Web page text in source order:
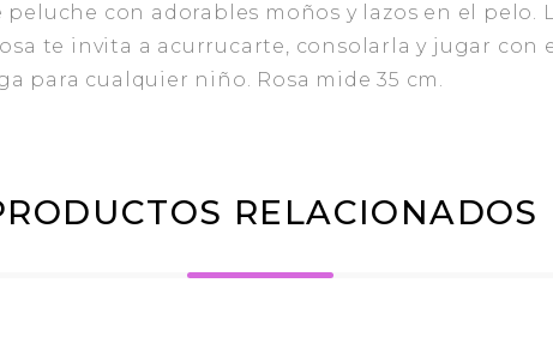
con adorables moños y lazos en el pelo.
te invita a acurrucarte, consolarla y jugar con
para cualquier niño. Rosa mide 35 cm.
RELACIONADOS